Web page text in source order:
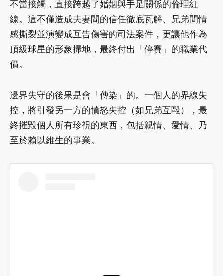
不當接觸，直接跨越了婚姻與手足關係的倫理紅
線。這不僅造成夫妻間的信任徹底瓦解、兄弟間情
感撕裂並演變成互告傷害的司法案件，更讓他作為
頂級球星的形象掃地，最終付出「停賽」的職業代
價。
邊界失守的後果是會「傳染」的。一個人的界線失
控，將引發另一方的憤怒失控（如兄弟互毆），最
終摧毀個人所有珍視的東西，包括親情、愛情、乃
至於賴以維生的事業。